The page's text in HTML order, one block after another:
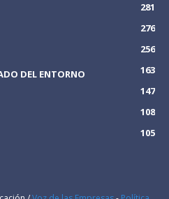
281
276
256
DEL ENTORNO
163
147
108
105